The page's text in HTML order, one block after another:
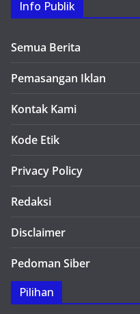
Info Publik
Semua Berita
Pemasangan Iklan
Kontak Kami
Kode Etik
Privacy Policy
Redaksi
Disclaimer
Pedoman Siber
Pilihan